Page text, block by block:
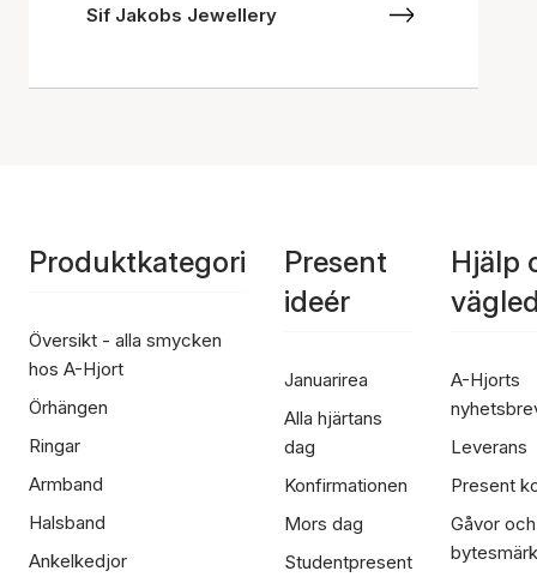
Sif Jakobs Jewellery
Produktkategori
Översikt - alla smycken
hos A-Hjort
Örhängen
Ringar
Armband
Halsband
Ankelkedjor
Present
ideér
Januarirea
Alla hjärtans
dag
Konfirmationen
Mors dag
Studentpresent
Hjälp
A-Hjorts
Leverans
Present
Gåvor och